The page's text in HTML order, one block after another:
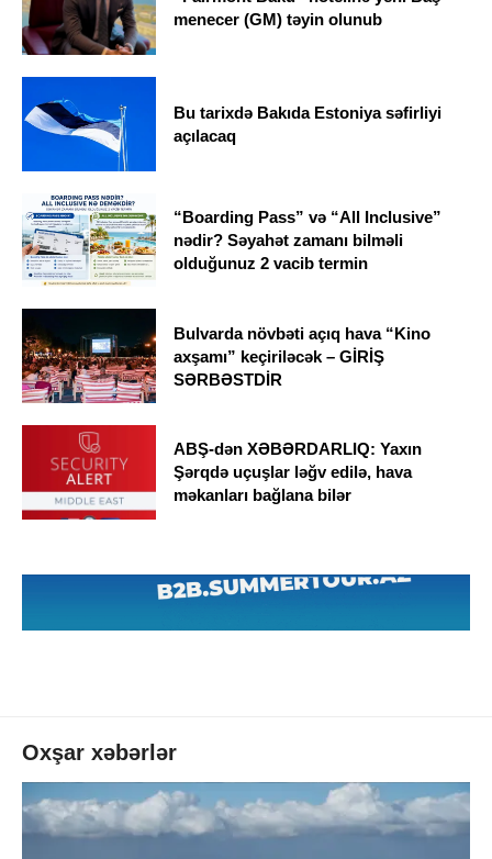
menecer (GM) təyin olunub
Bu tarixdə Bakıda Estoniya səfirliyi
açılacaq
“Boarding Pass” və “All Inclusive”
nədir? Səyahət zamanı bilməli
olduğunuz 2 vacib termin
Bulvarda növbəti açıq hava “Kino
axşamı” keçiriləcək – GİRİŞ
SƏRBƏSTDİR
ABŞ-dən XƏBƏRDARLIQ: Yaxın
Şərqdə uçuşlar ləğv edilə, hava
məkanları bağlana bilər
Oxşar xəbərlər